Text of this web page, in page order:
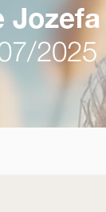
Jozefa